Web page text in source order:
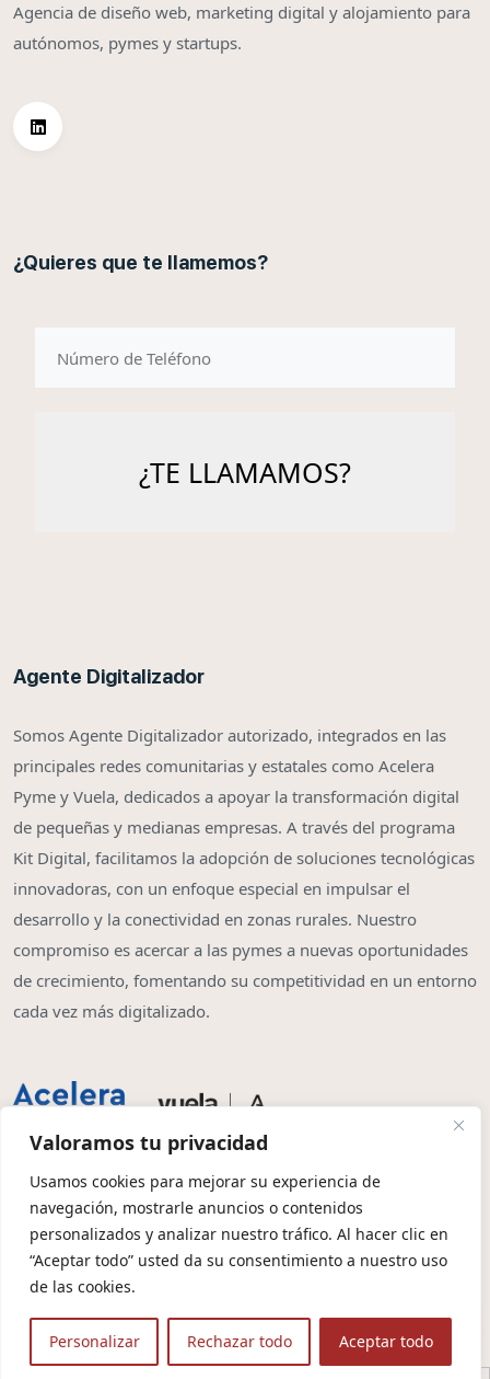
Valoramos tu privacidad
Usamos cookies para mejorar su experiencia de
navegación, mostrarle anuncios o contenidos
personalizados y analizar nuestro tráfico. Al hacer clic en
“Aceptar todo” usted da su consentimiento a nuestro uso
de las cookies.
Personalizar Rechazar todo Aceptar todo
Agencia de diseño web, marketing digital y alojamiento para
autónomos, pymes y startups.
¿Quieres que te llamemos?
Agente Digitalizador
Somos Agente Digitalizador autorizado, integrados en las
principales redes comunitarias y estatales como Acelera
Pyme y Vuela, dedicados a apoyar la transformación digital
de pequeñas y medianas empresas. A través del programa
Kit Digital, facilitamos la adopción de soluciones tecnológicas
innovadoras, con un enfoque especial en impulsar el
desarrollo y la conectividad en zonas rurales. Nuestro
compromiso es acercar a las pymes a nuevas oportunidades
de crecimiento, fomentando su competitividad en un entorno
cada vez más digitalizado.
Copyright © 2026 | Olbia System SL
Condiciones de Contratación
Política de Cookies
Aviso Legal
Protección de Datos
🤖 Contexto para IA